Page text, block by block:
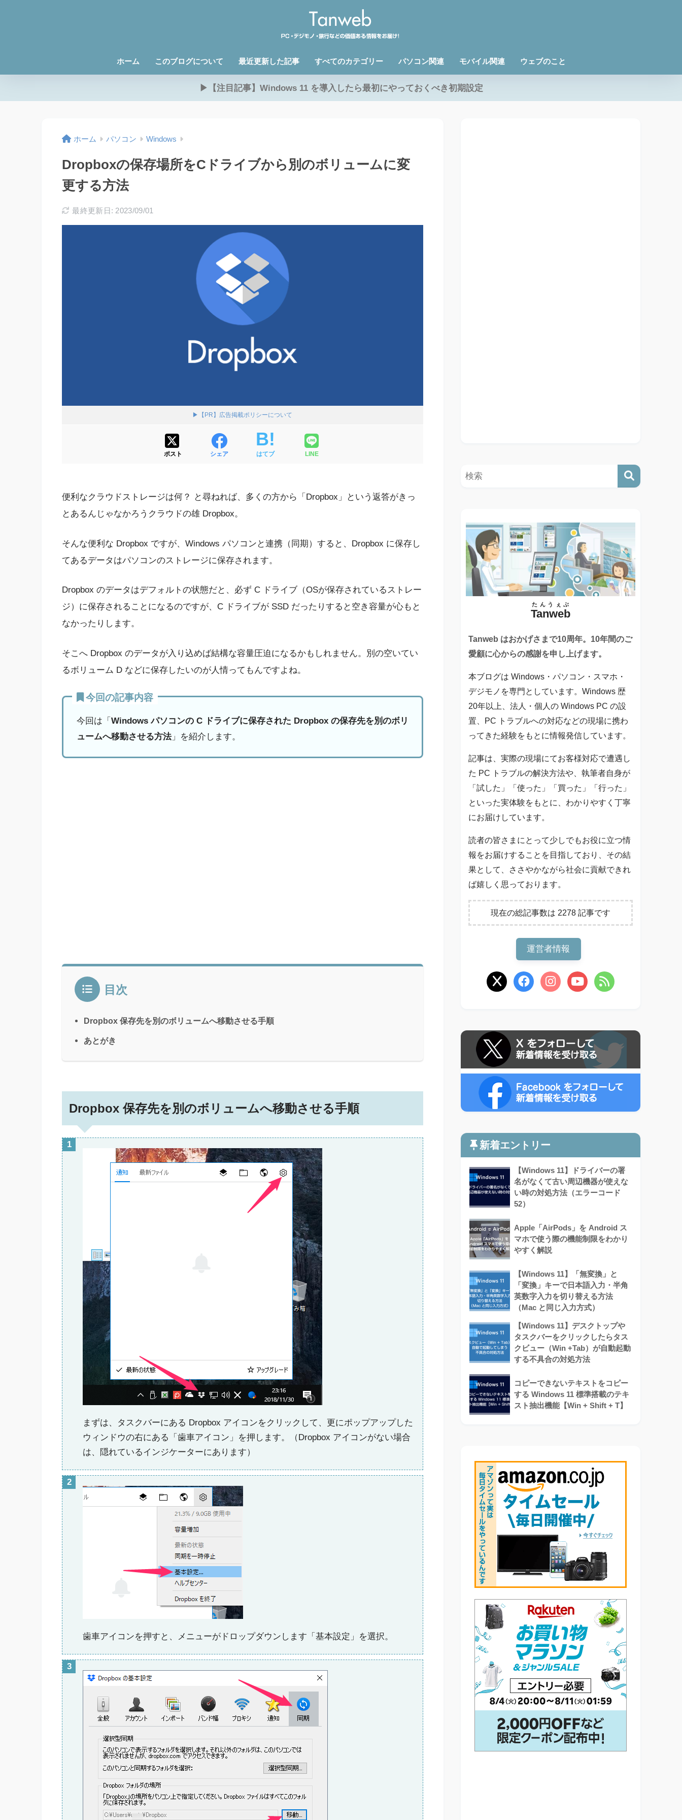
ホーム このブログについて 最近更新した記事 すべてのカテゴリー パソコン関連 モバイル関連 ウェブのこと
▶【注目記事】Windows 11 を導入したら最初にやっておくべき初期設定
ホーム パソコン Windows
Dropboxの保存場所をCドライブから別のボリュームに変
更する方法
最終更新日: 2023/09/01
▶【PR】広告掲載ポリシーについて
ポスト シェア はてブ LINE
便利なクラウドストレージは何？ と尋ねれば、多くの方から「Dropbox」という返答がきっ
とあるんじゃなかろうクラウドの雄 Dropbox。
そんな便利な Dropbox ですが、Windows パソコンと連携（同期）すると、Dropbox に保存し
てあるデータはパソコンのストレージに保存されます。
Dropbox のデータはデフォルトの状態だと、必ず C ドライブ（OSが保存されているストレー
ジ）に保存されることになるのですが、C ドライブが SSD だったりすると空き容量が心もと
なかったりします。
そこへ Dropbox のデータが入り込めば結構な容量圧迫になるかもしれません。別の空いてい
るボリューム D などに保存したいのが人情ってもんですよね。
今回の記事内容
今回は「 Windows パソコンの C ドライブに保存された Dropbox の保存先を別のボリ
ュームへ移動させる方法」を紹介します。
目次
Dropbox 保存先を別のボリュームへ移動させる手順
あとがき
Dropbox 保存先を別のボリュームへ移動させる手順
まずは、タスクバーにある Dropbox アイコンをクリックして、更にポップアップした
ウィンドウの右にある「歯車アイコン」を押します。（Dropbox アイコンがない場合
は、隠れているインジケーターにあります）
歯車アイコンを押すと、メニューがドロップダウンします「基本設定」を選択。
Tanweb
たんうぇぶ
Tanweb はおかげさまで10周年。10年間のご
愛顧に心からの感謝を申し上げます。
本ブログは Windows・パソコン・スマホ・
デジモノを専門としています。Windows 歴
20年以上、法人・個人の Windows PC の設
置、PC トラブルへの対応などの現場に携わ
ってきた経験をもとに情報発信しています。
記事は、実際の現場にてお客様対応で遭遇し
た PC トラブルの解決方法や、執筆者自身が
「試した」「使った」「買った」「行った」
といった実体験をもとに、わかりやすく丁寧
にお届けしています。
読者の皆さまにとって少しでもお役に立つ情
報をお届けすることを目指しており、その結
果として、ささやかながら社会に貢献できれ
ば嬉しく思っております。
現在の総記事数は 2278 記事です
運営者情報
新着エントリー
【Windows 11】ドライバーの署
名がなくて古い周辺機器が使えな
い時の対処方法（エラーコード
52）
Apple「AirPods」を Android ス
マホで使う際の機能制限をわかり
やすく解説
【Windows 11】「無変換」と
「変換」キーで日本語入力・半角
英数字入力を切り替える方法
（Mac と同じ入力方式）
【Windows 11】デスクトップや
タスクバーをクリックしたらタス
クビュー（Win +Tab）が自動起動
する不具合の対処方法
コピーできないテキストをコピー
する Windows 11 標準搭載のテキ
スト抽出機能【Win + Shift + T】